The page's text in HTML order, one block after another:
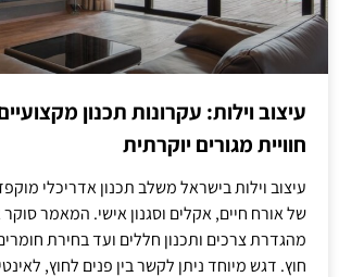
עיצוב וילות: עקרונות תכנון
חוויית מגורים יוקרתית
עיצוב וילות בישראל משלב תכנון אדריכלי
של אורח חיים, אקלים וסגנון אישי. המאמר
מהגדרת צרכים ותכנון חללים ועד בחירת
חוץ. דגש מיוחד ניתן לקשר בין פנים לחוץ,